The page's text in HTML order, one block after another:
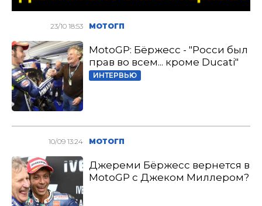
23/10 18:53 МОТОГП
MotoGP: Бёржесс - "Росси был
прав во всем... кроме Ducati"
ИНТЕРВЬЮ
10/09 13:24 МОТОГП
Джереми Бёржесс вернется в
MotoGP с Джеком Миллером?